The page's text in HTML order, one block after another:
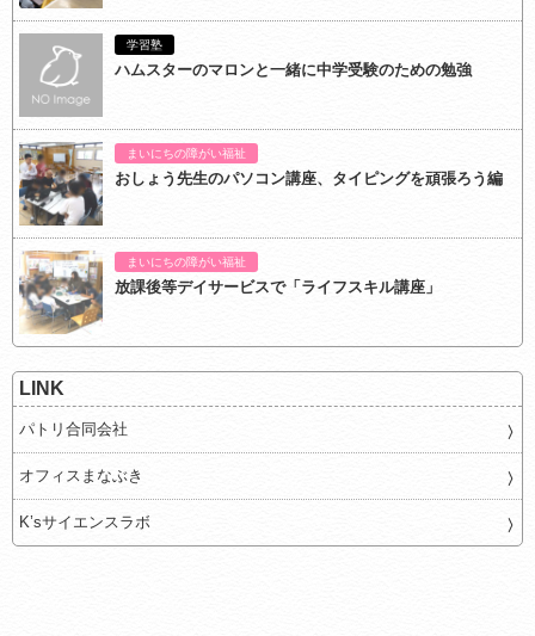
学習塾
ハムスターのマロンと一緒に中学受験のための勉強
まいにちの障がい福祉
おしょう先生のパソコン講座、タイピングを頑張ろう編
まいにちの障がい福祉
放課後等デイサービスで「ライフスキル講座」
LINK
パトリ合同会社
オフィスまなぶき
K’sサイエンスラボ